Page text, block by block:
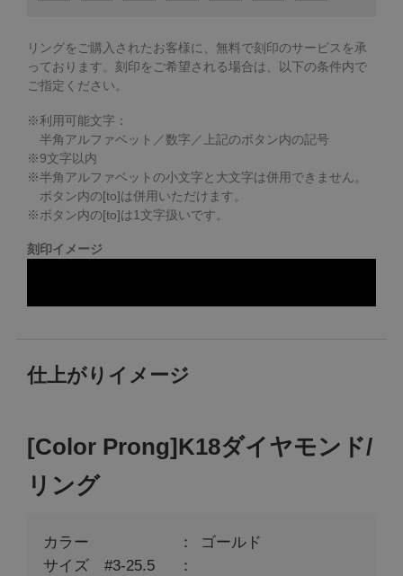
リングをご購入されたお客様に、無料で刻印のサービスを承
っております。 刻印をご希望される場合は、以下の条件内で
ご指定ください。
※利用可能文字：
半角アルファベット／数字／上記のボタン内の記号
※9文字以内
※半角アルファベットの小文字と大文字は併用できません。
ボタン内の[to]は併用いただけます。
※ボタン内の[to]は1文字扱いです。
刻印イメージ
仕上がりイメージ
[Color Prong]K18ダイヤモンド/
リング
カラー
ゴールド
サイズ #3-25.5